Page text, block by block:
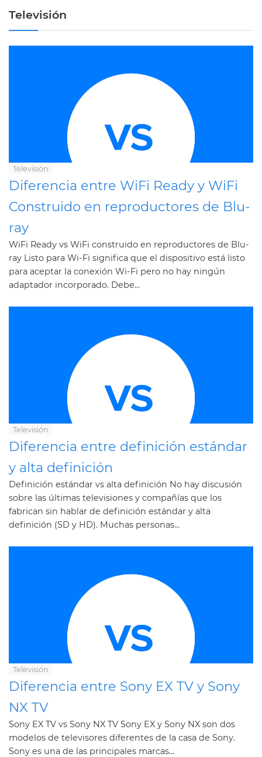
Televisión
Televisión
Diferencia entre WiFi Ready y WiFi
Construido en reproductores de Blu-
ray
WiFi Ready vs WiFi construido en reproductores de Blu-
ray Listo para Wi-Fi significa que el dispositivo está listo
para aceptar la conexión Wi-Fi pero no hay ningún
adaptador incorporado. Debe...
Televisión
Diferencia entre definición estándar
y alta definición
Definición estándar vs alta definición No hay discusión
sobre las últimas televisiones y compañías que los
fabrican sin hablar de definición estándar y alta
definición (SD y HD). Muchas personas...
Televisión
Diferencia entre Sony EX TV y Sony
NX TV
Sony EX TV vs Sony NX TV Sony EX y Sony NX son dos
modelos de televisores diferentes de la casa de Sony.
Sony es una de las principales marcas...